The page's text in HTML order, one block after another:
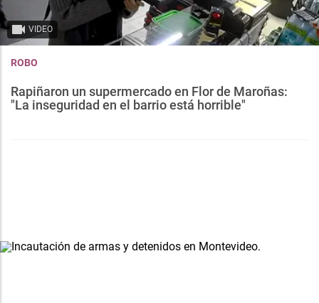
VIDEO
ROBO
Rapiñaron un supermercado en Flor de Maroñas:
"La inseguridad en el barrio está horrible"